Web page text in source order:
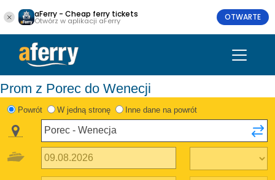
aFerry - Cheap ferry tickets
Otwórz w aplikacji aFerry OTWARTE
Prom z Porec do Wenecji
Powrót W jedną stronę Inne dane na powrót